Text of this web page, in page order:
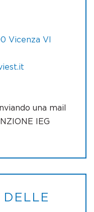
Vicenza VI
una mail
IEG